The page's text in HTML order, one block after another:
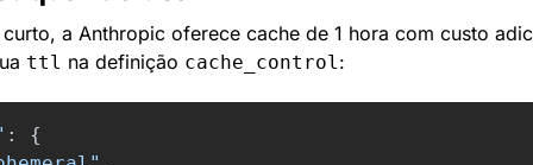
a Anthropic oferece cache de 1 hora com custo
ttl na definição cache_control:
:
{